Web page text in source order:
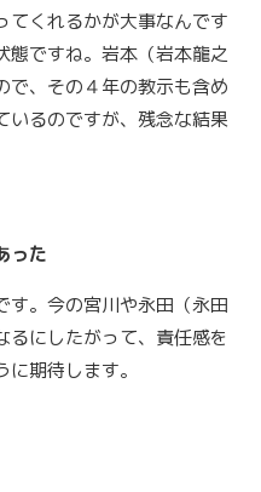
てくれるかが大事なんです
態ですね。岩本（岩本龍之
で、その４年の教示も含め
いるのですが、残念な結果
った
す。今の宮川や永田（永田
にしたがって、責任感を
期待します。